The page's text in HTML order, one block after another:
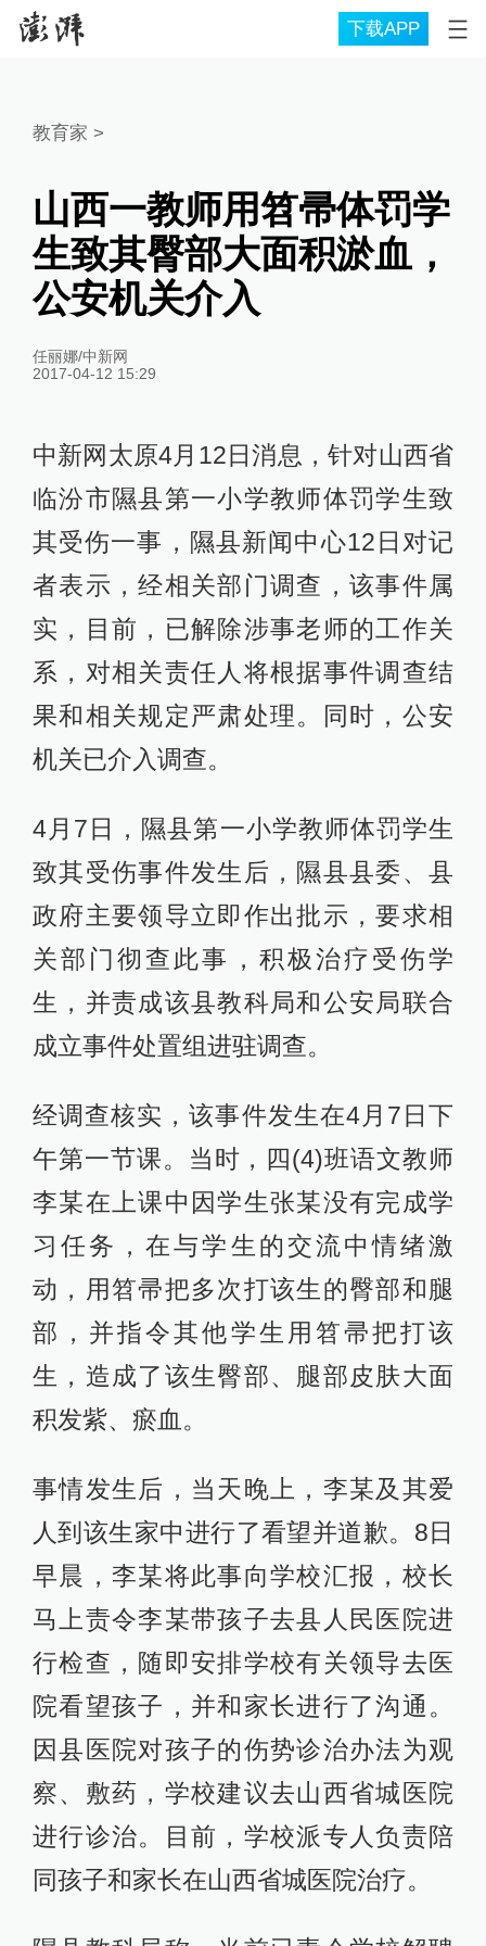
下载APP
教育家 >
山西一教师用笤帚体罚学
生致其臀部大面积淤血，
公安机关介入
任丽娜/中新网
2017-04-12 15:29
中新网太原4月12日消息，针对山西省
临汾市隰县第一小学教师体罚学生致
其受伤一事，隰县新闻中心12日对记
者表示，经相关部门调查，该事件属
实，目前，已解除涉事老师的工作关
系，对相关责任人将根据事件调查结
果和相关规定严肃处理。同时，公安
机关已介入调查。
4月7日，隰县第一小学教师体罚学生
致其受伤事件发生后，隰县县委、县
政府主要领导立即作出批示，要求相
关部门彻查此事，积极治疗受伤学
生，并责成该县教科局和公安局联合
成立事件处置组进驻调查。
经调查核实，该事件发生在4月7日下
午第一节课。当时，四(4)班语文教师
李某在上课中因学生张某没有完成学
习任务，在与学生的交流中情绪激
动，用笤帚把多次打该生的臀部和腿
部，并指令其他学生用笤帚把打该
生，造成了该生臀部、腿部皮肤大面
积发紫、瘀血。
事情发生后，当天晚上，李某及其爱
人到该生家中进行了看望并道歉。8日
早晨，李某将此事向学校汇报，校长
马上责令李某带孩子去县人民医院进
行检查，随即安排学校有关领导去医
院看望孩子，并和家长进行了沟通。
因县医院对孩子的伤势诊治办法为观
察、敷药，学校建议去山西省城医院
进行诊治。目前，学校派专人负责陪
同孩子和家长在山西省城医院治疗。